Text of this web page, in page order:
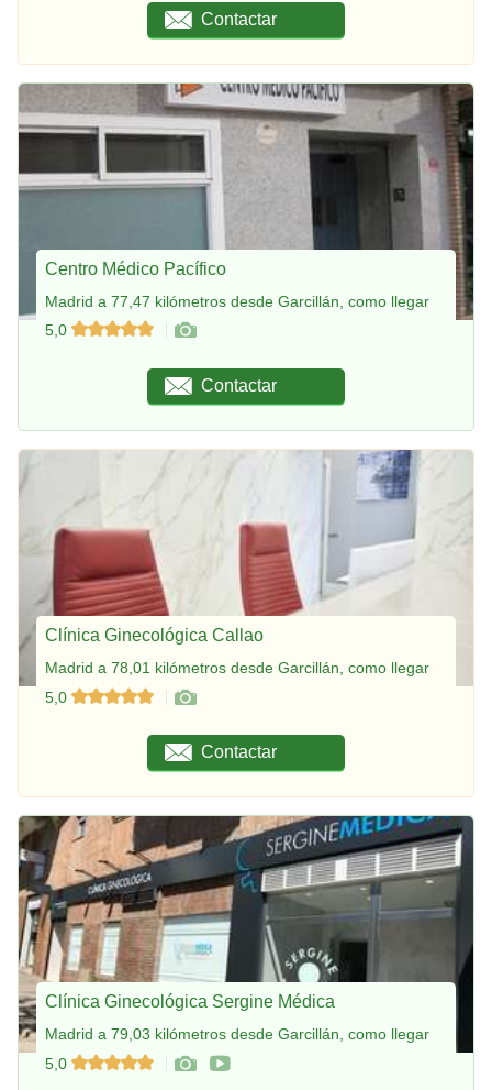
Contactar
Centro Médico Pacífico
Madrid a 77,47 kilómetros desde Garcillán, como llegar
5,0
Contactar
Clínica Ginecológica Callao
Madrid a 78,01 kilómetros desde Garcillán, como llegar
5,0
Contactar
Clínica Ginecológica Sergine Médica
Madrid a 79,03 kilómetros desde Garcillán, como llegar
5,0